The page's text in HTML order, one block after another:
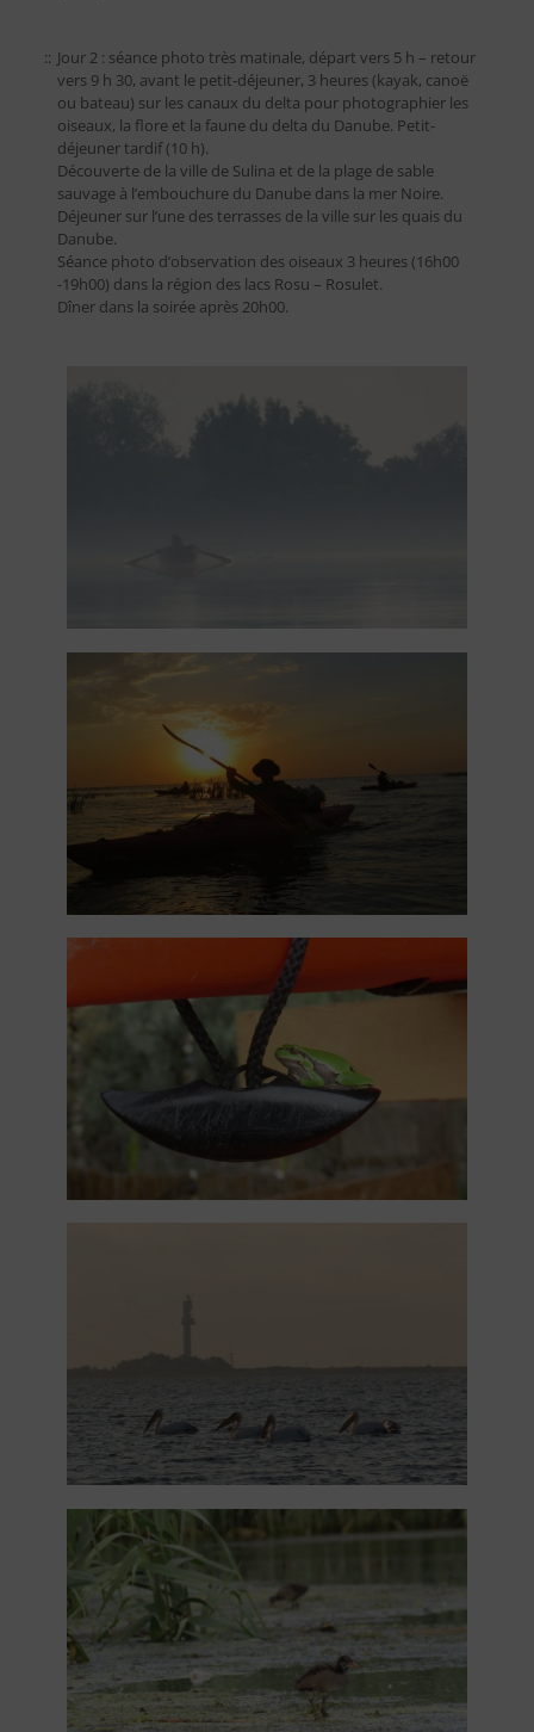
:: Jour 2 : séance photo très matinale, départ vers 5 h – retour
vers 9 h 30, avant le petit-déjeuner, 3 heures (kayak, canoë
ou bateau) sur les canaux du delta pour photographier les
oiseaux, la flore et la faune du delta du Danube. Petit-
déjeuner tardif (10 h).
Découverte de la ville de Sulina et de la plage de sable
sauvage à l’embouchure du Danube dans la mer Noire.
Déjeuner sur l’une des terrasses de la ville sur les quais du
Danube.
Séance photo d’observation des oiseaux 3 heures (16h00
-19h00) dans la région des lacs Rosu – Rosulet.
Dîner dans la soirée après 20h00.